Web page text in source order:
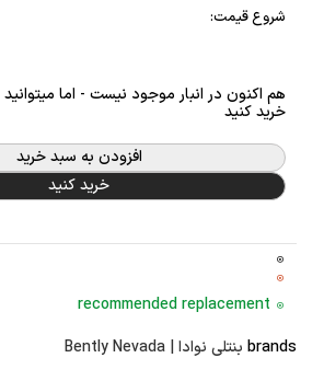
شروع قیمت:
هم اکنون در انبار موجود نیست - اما
خرید کنید
افزودن به سبد خرید
خرید کنید
recommended replacement
brands بنتلی نوادا | Bently Nevada